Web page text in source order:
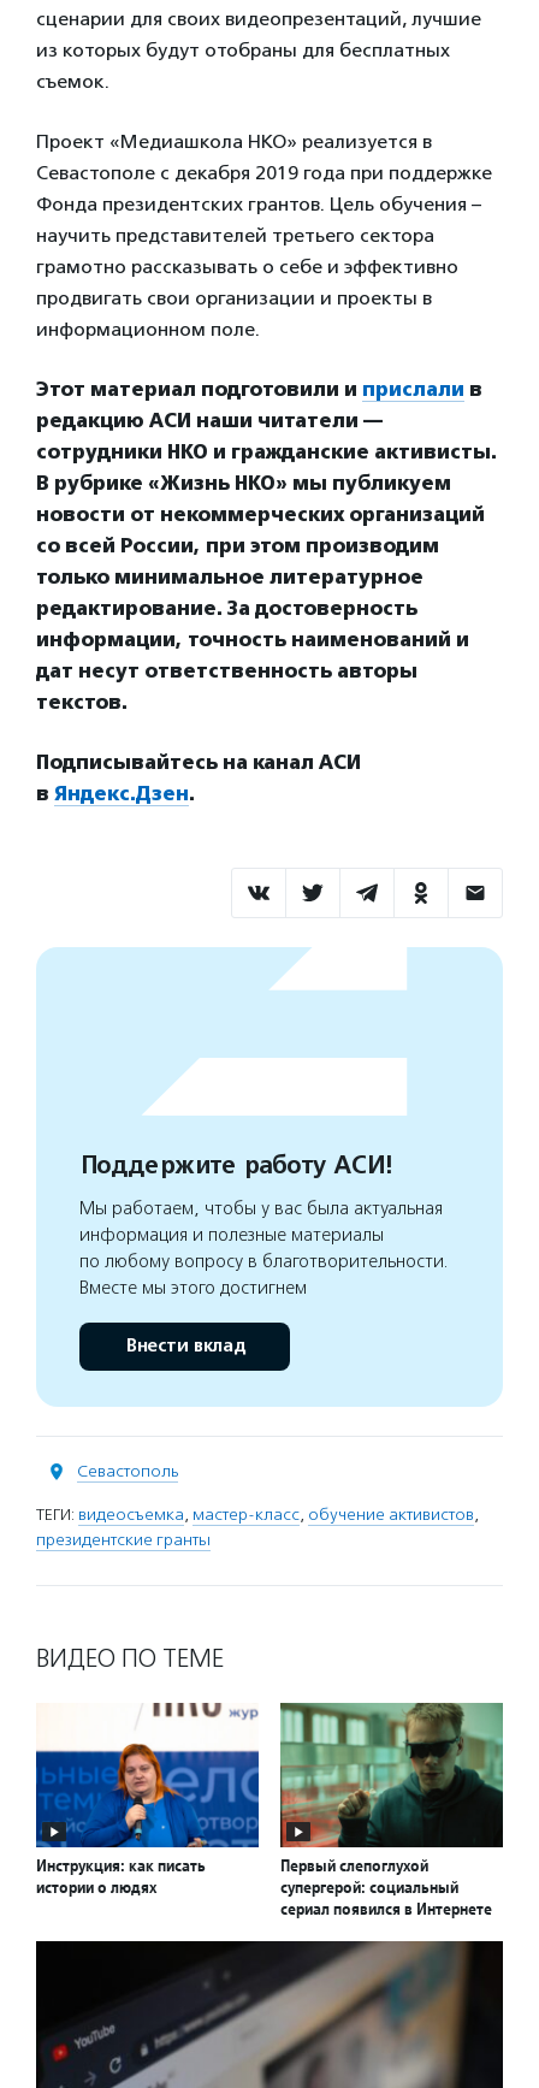
сценарии для своих видеопрезентаций, лучшие
из которых будут отобраны для бесплатных
съемок.
Проект «Медиашкола НКО» реализуется в
Севастополе с декабря 2019 года при поддержке
Фонда президентских грантов. Цель обучения –
научить представителей третьего сектора
грамотно рассказывать о себе и эффективно
продвигать свои организации и проекты в
информационном поле.
Этот материал подготовили и прислали в
редакцию АСИ наши читатели —
сотрудники НКО и гражданские активисты.
В рубрике «Жизнь НКО» мы публикуем
новости от некоммерческих организаций
со всей России, при этом производим
только минимальное литературное
редактирование. За достоверность
информации, точность наименований и
дат несут ответственность авторы
текстов.
Подписывайтесь на канал АСИ
в Яндекс.Дзен.
Поддержите работу АСИ!
Мы работаем, чтобы у вас была актуальная
информация и полезные материалы
по любому вопросу в благотворительности.
Вместе мы этого достигнем
Внести вклад
Севастополь
ТЕГИ: видеосъемка, мастер-класс, обучение активистов,
президентские гранты
ВИДЕО ПО ТЕМЕ
Инструкция: как писать
истории о людях
Первый слепоглухой
супергерой: социальный
сериал появился в Интернете